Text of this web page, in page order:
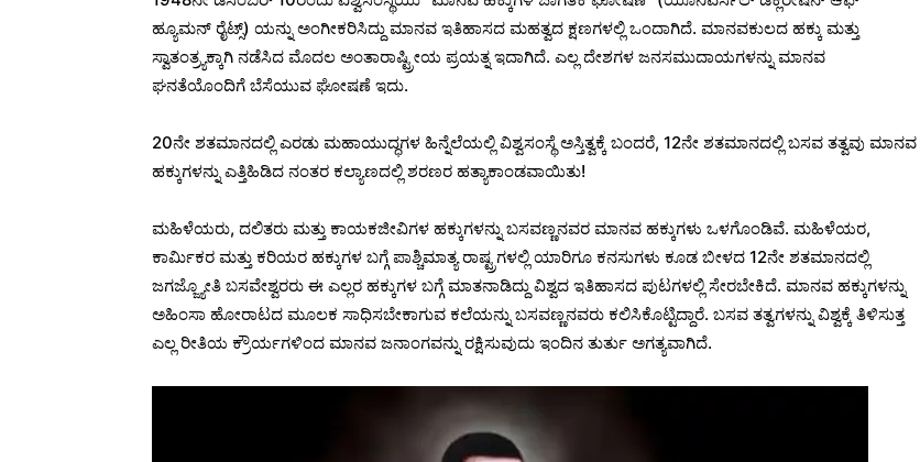
ಹ್ಯೂಮನ್ ರೈಟ್ಸ್) ಯನ್ನು ಅಂಗೀಕರಿಸಿದ್ದು ಮಾನವ ಇತಿಹಾಸದ ಮಹತ್ವದ ಕ್ಷಣಗಳಲ್ಲಿ ಒಂದಾಗಿದೆ. ಮಾನವಕುಲದ ಹಕ್ಕು ಮತ್ತು
ಸ್ವಾತಂತ್ರ್ಯಕ್ಕಾಗಿ ನಡೆಸಿದ ಮೊದಲ ಅಂತಾರಾಷ್ಟ್ರೀಯ ಪ್ರಯತ್ನ ಇದಾಗಿದೆ. ಎಲ್ಲ ದೇಶಗಳ ಜನಸಮುದಾಯಗಳನ್ನು ಮಾನವ
ಘನತೆಯೊಂದಿಗೆ ಬೆಸೆಯುವ ಘೋಷಣೆ ಇದು.
20ನೇ ಶತಮಾನದಲ್ಲಿ ಎರಡು ಮಹಾಯುದ್ಧಗಳ ಹಿನ್ನೆಲೆಯಲ್ಲಿ ವಿಶ್ವಸಂಸ್ಥೆ ಅಸ್ತಿತ್ವಕ್ಕೆ ಬಂದರೆ, 12ನೇ ಶತಮಾನದಲ್ಲಿ ಬಸವ ತತ್ವವು ಮಾನವ
ಹಕ್ಕುಗಳನ್ನು ಎತ್ತಿಹಿಡಿದ ನಂತರ ಕಲ್ಯಾಣದಲ್ಲಿ ಶರಣರ ಹತ್ಯಾಕಾಂಡವಾಯಿತು!
ಮಹಿಳೆಯರು, ದಲಿತರು ಮತ್ತು ಕಾಯಕಜೀವಿಗಳ ಹಕ್ಕುಗಳನ್ನು ಬಸವಣ್ಣನವರ ಮಾನವ ಹಕ್ಕುಗಳು ಒಳಗೊಂಡಿವೆ. ಮಹಿಳೆಯರ,
ಕಾರ್ಮಿಕರ ಮತ್ತು ಕರಿಯರ ಹಕ್ಕುಗಳ ಬಗ್ಗೆ ಪಾಶ್ಚಿಮಾತ್ಯ ರಾಷ್ಟ್ರಗಳಲ್ಲಿ ಯಾರಿಗೂ ಕನಸುಗಳು ಕೂಡ ಬೀಳದ 12ನೇ ಶತಮಾನದಲ್ಲಿ
ಜಗಜ್ಜ್ಯೋತಿ ಬಸವೇಶ್ವರರು ಈ ಎಲ್ಲರ ಹಕ್ಕುಗಳ ಬಗ್ಗೆ ಮಾತನಾಡಿದ್ದು ವಿಶ್ವದ ಇತಿಹಾಸದ ಪುಟಗಳಲ್ಲಿ ಸೇರಬೇಕಿದೆ. ಮಾನವ ಹಕ್ಕುಗಳನ್ನು
ಅಹಿಂಸಾ ಹೋರಾಟದ ಮೂಲಕ ಸಾಧಿಸಬೇಕಾಗುವ ಕಲೆಯನ್ನು ಬಸವಣ್ಣನವರು ಕಲಿಸಿಕೊಟ್ಟಿದ್ದಾರೆ. ಬಸವ ತತ್ವಗಳನ್ನು ವಿಶ್ವಕ್ಕೆ ತಿಳಿಸುತ್ತ
ಎಲ್ಲ ರೀತಿಯ ಕ್ರೌರ್ಯಗಳಿಂದ ಮಾನವ ಜನಾಂಗವನ್ನು ರಕ್ಷಿಸುವುದು ಇಂದಿನ ತುರ್ತು ಅಗತ್ಯವಾಗಿದೆ.